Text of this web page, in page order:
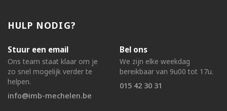
HULP NODIG?
Stuur een email
Ons team staat klaar om je
zo snel mogelijk verder te
helpen.
info@imb-mechelen.be
Bel ons
We zijn elke weekdag
bereikbaar van 9u00 tot 17u.
015 42 30 31